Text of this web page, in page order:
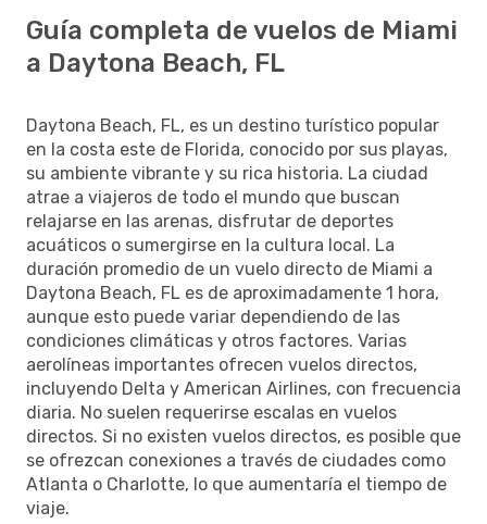
Guía completa de vuelos de Miami
a Daytona Beach, FL
Daytona Beach, FL, es un destino turístico popular
en la costa este de Florida, conocido por sus playas,
su ambiente vibrante y su rica historia. La ciudad
atrae a viajeros de todo el mundo que buscan
relajarse en las arenas, disfrutar de deportes
acuáticos o sumergirse en la cultura local. La
duración promedio de un vuelo directo de Miami a
Daytona Beach, FL es de aproximadamente 1 hora,
aunque esto puede variar dependiendo de las
condiciones climáticas y otros factores. Varias
aerolíneas importantes ofrecen vuelos directos,
incluyendo Delta y American Airlines, con frecuencia
diaria. No suelen requerirse escalas en vuelos
directos. Si no existen vuelos directos, es posible que
se ofrezcan conexiones a través de ciudades como
Atlanta o Charlotte, lo que aumentaría el tiempo de
viaje.